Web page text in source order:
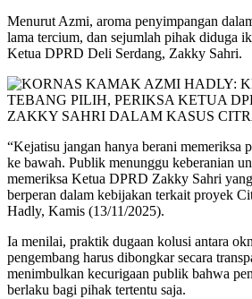
Menurut Azmi, aroma penyimpangan
lama tercium, dan sejumlah pihak diduga
Ketua DPRD Deli Serdang, Zakky Sahri.
“Kejatisu jangan hanya berani memeriksa
ke bawah. Publik menunggu keberanian
memeriksa Ketua DPRD Zakky Sahri
berperan dalam kebijakan terkait proyek
Hadly, Kamis (13/11/2025).
Ia menilai, praktik dugaan kolusi antara
pengembang harus dibongkar secara
menimbulkan kecurigaan publik bahwa
berlaku bagi pihak tertentu saja.